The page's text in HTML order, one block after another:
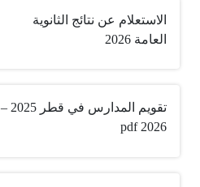
الاستعلام عن نتائج الثانوية
العامة 2026
تقويم المدارس في قطر 2025 –
2026 pdf